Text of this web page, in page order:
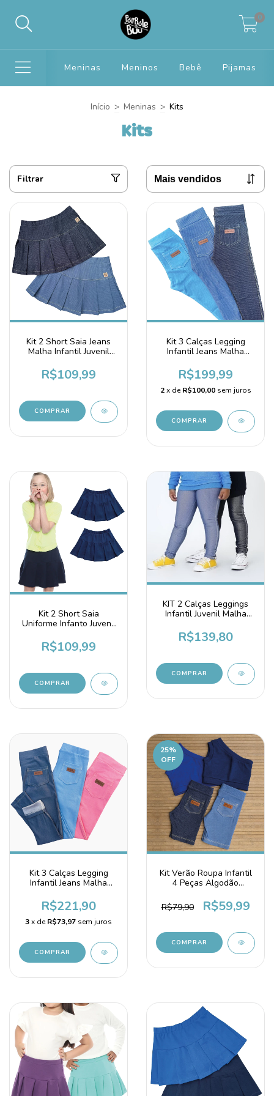
0
Meninas Meninos Bebê Pijamas
Início > Meninas > Kits
Kits
Filtrar
Kit 2 Short Saia Jeans
Malha Infantil Juvenil
R$109,99
COMPRAR
Kit 3 Calças Legging
Infantil Jeans Malha
R$199,99
2 x deR$100,00 sem juros
COMPRAR
Kit 2 Short Saia
Uniforme Infanto Juvenil
R$109,99
COMPRAR
KIT 2 Calças Leggings
Infantil Juvenil Malha
R$139,80
COMPRAR
Kit 3 Calças Legging
Infantil Jeans Malha
R$221,90
3x deR$73,97 sem juros
COMPRAR
25%
OFF
Kit Verão Roupa Infantil
4 Peças Algodão
R$79,90
R$59,99
COMPRAR